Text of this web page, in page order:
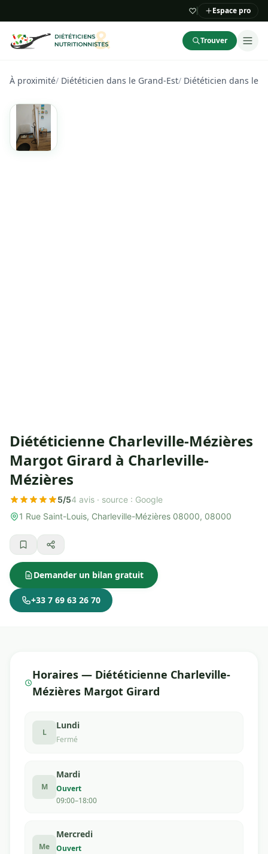
Espace pro
Trouver
À proximité/ Diététicien dans le Grand-Est/ Diététicien dans les
Diététicienne Charleville-Mézières
Margot Girard à Charleville-
Mézières
5/54 avis · source : Google
1 Rue Saint-Louis, Charleville-Mézières 08000, 08000
Demander un bilan gratuit
+33 7 69 63 26 70
Horaires — Diététicienne Charleville-
Mézières Margot Girard
L
Lundi
Fermé
M
Mardi
Ouvert
09:00–18:00
Me
Mercredi
Ouvert